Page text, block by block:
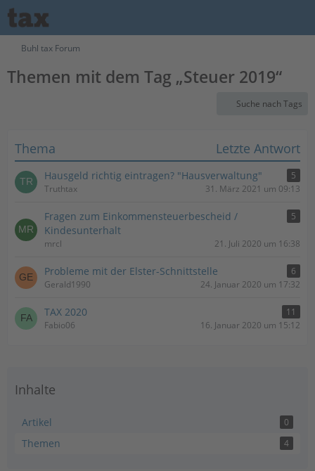
Buhl tax Forum
Themen mit dem Tag „Steuer 2019“
Suche nach Tags
Thema Letzte Antwort
Hausgeld richtig eintragen? "Hausverwaltung"
5
Truthtax
31. März 2021 um 09:13
Fragen zum Einkommensteuerbescheid /
Kindesunterhalt
5
mrcl 21. Juli 2020 um 16:38
Probleme mit der Elster-Schnittstelle
6
Gerald1990
24. Januar 2020 um 17:32
TAX 2020
11
Fabio06
16. Januar 2020 um 15:12
Inhalte
Artikel 0
Themen 4